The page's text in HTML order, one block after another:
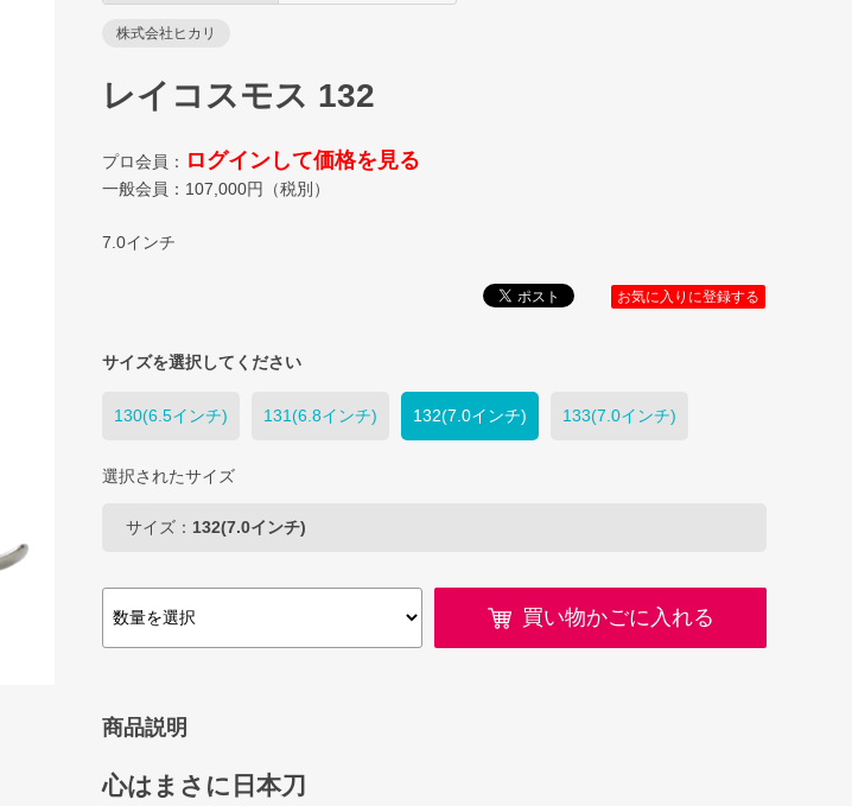
株式会社ヒカリ
レイコスモス 132
プロ会員： ログインして価格を見る
一般会員： 107,000円（税別）
7.0インチ
お気に入りに登録する
サイズを選択してください
130(6.5インチ) 131(6.8インチ) 132(7.0インチ) 133(7.0インチ)
選択されたサイズ
サイズ： 132(7.0インチ)
買い物かごに入れる
商品説明
心はまさに日本刀